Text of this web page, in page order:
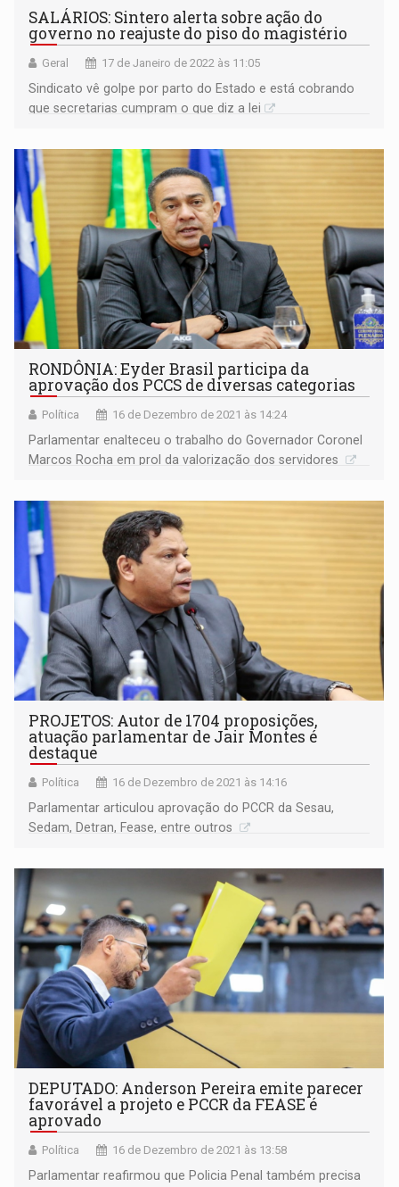
SALÁRIOS: Sintero alerta sobre ação do
governo no reajuste do piso do magistério
Geral 17 de Janeiro de 2022 às 11:05
Sindicato vê golpe por parto do Estado e está cobrando
que secretarias cumpram o que diz a lei
RONDÔNIA: Eyder Brasil participa da
aprovação dos PCCS de diversas categorias
Política 16 de Dezembro de 2021 às 14:24
Parlamentar enalteceu o trabalho do Governador Coronel
Marcos Rocha em prol da valorização dos servidores
PROJETOS: Autor de 1704 proposições,
atuação parlamentar de Jair Montes é
destaque
Política 16 de Dezembro de 2021 às 14:16
Parlamentar articulou aprovação do PCCR da Sesau,
Sedam, Detran, Fease, entre outros
DEPUTADO: Anderson Pereira emite parecer
favorável a projeto e PCCR da FEASE é
aprovado
Política 16 de Dezembro de 2021 às 13:58
Parlamentar reafirmou que Policia Penal também precisa